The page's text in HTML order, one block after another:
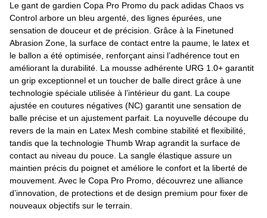
Le gant de gardien Copa Pro Promo du pack adidas Chaos vs
Control arbore un bleu argenté, des lignes épurées, une
sensation de douceur et de précision. Grâce à la Finetuned
Abrasion Zone, la surface de contact entre la paume, le latex et
le ballon a été optimisée, renforçant ainsi l’adhérence tout en
améliorant la durabilité. La mousse adhérente URG 1.0+ garantit
un grip exceptionnel et un toucher de balle direct grâce à une
technologie spéciale utilisée à l’intérieur du gant. La coupe
ajustée en coutures négatives (NC) garantit une sensation de
balle précise et un ajustement parfait. La noyuvelle découpe du
revers de la main en Latex Mesh combine stabilité et flexibilité,
tandis que la technologie Thumb Wrap agrandit la surface de
contact au niveau du pouce. La sangle élastique assure un
maintien précis du poignet et améliore le confort et la liberté de
mouvement. Avec le Copa Pro Promo, découvrez une alliance
d’innovation, de protections et de design premium pour fixer de
nouveaux objectifs sur le terrain.